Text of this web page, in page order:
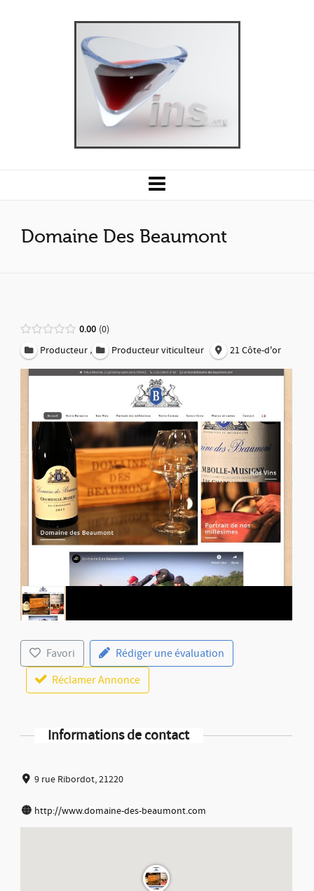
Domaine Des Beaumont
0.00 0
Producteur , Producteur viticulteur 21 Côte-d'or
Favori
Rédiger une évaluation
Réclamer Annonce
Informations de contact
9 rue Ribordot, 21220
http://www.domaine-des-beaumont.com